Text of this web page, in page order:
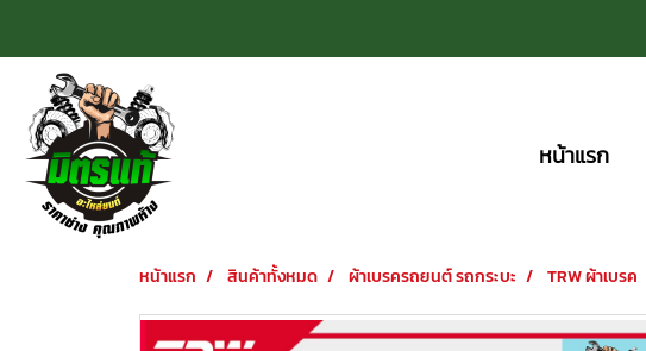
หน้าแรก
หน้าแรก สินค้าทั้งหมด ผ้าเบรครถยนต์ รถกระบะ TRW ผ้าเบรค